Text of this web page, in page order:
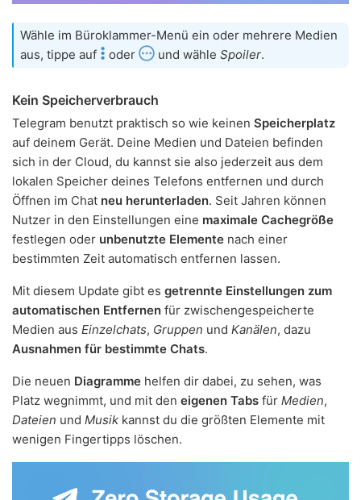
Wähle im Büroklammer-Menü ein oder mehrere Medien
aus, tippe auf
oder und wähle Spoiler.
Kein Speicherverbrauch
Telegram benutzt praktisch so wie keinen Speicherplatz
auf deinem Gerät. Deine Medien und Dateien befinden
sich in der Cloud, du kannst sie also jederzeit aus dem
lokalen Speicher deines Telefons entfernen und durch
Öffnen im Chat neu herunterladen. Seit Jahren können
Nutzer in den Einstellungen eine maximale Cachegröße
festlegen oder unbenutzte Elemente nach einer
bestimmten Zeit automatisch entfernen lassen.
Mit diesem Update gibt es getrennte Einstellungen zum
automatischen Entfernen für zwischengespeicherte
Medien aus Einzelchats, Gruppen und Kanälen, dazu
Ausnahmen für bestimmte Chats.
Die neuen Diagramme helfen dir dabei, zu sehen, was
Platz wegnimmt, und mit den eigenen Tabs für Medien,
Dateien und Musik kannst du die größten Elemente mit
wenigen Fingertipps löschen.